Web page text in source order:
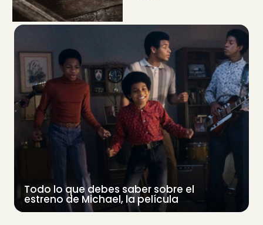
Todo lo que debes saber sobre el
estreno de Michael, la película